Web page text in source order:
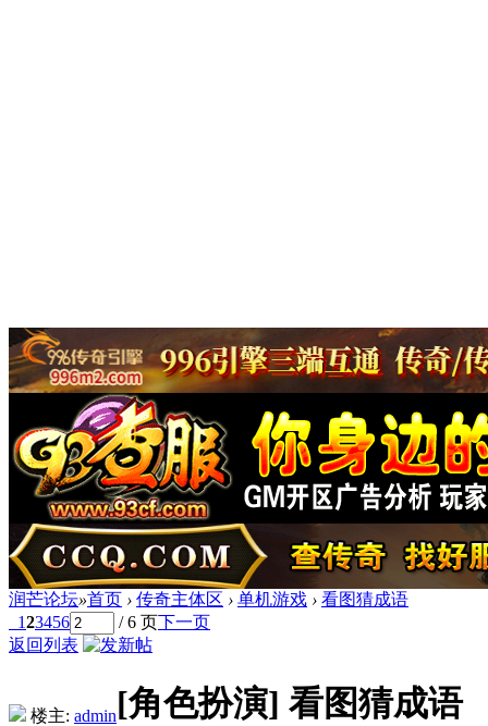
润芒论坛»首页 › 传奇主体区 › 单机游戏 › 看图猜成语
123456 / 6 页下一页
返回列表
楼主: admin[角色扮演] 看图猜成语